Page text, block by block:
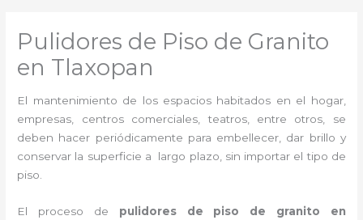
Pulidores de Piso de Granito
en Tlaxopan
El mantenimiento de los espacios habitados en el hogar,
empresas, centros comerciales, teatros, entre otros, se
deben hacer periódicamente para embellecer, dar brillo y
conservar la superficie a largo plazo, sin importar el tipo de
piso.
El proceso de pulidores de piso de granito en